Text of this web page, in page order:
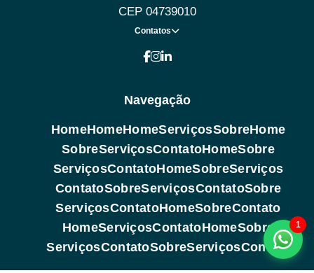
CEP 04739010
Contatos
Navegação
HomeHomeHomeServiçosSobreHome
SobreServiçosContatoHomeSobre
ServiçosContatoHomeSobreServiços
ContatoSobreServiçosContatoSobre
ServiçosContatoHomeSobreContato
HomeServiçosContatoHomeSobre
ServiçosContatoSobreServiçosContato
1